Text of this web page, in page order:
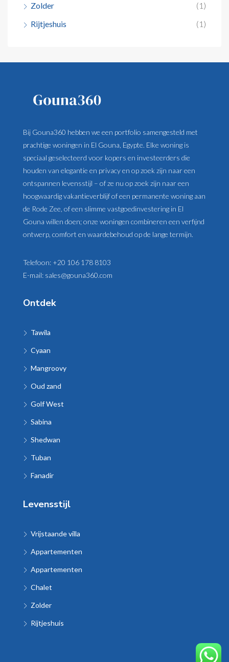
Zolder
(1)
Rijtjeshuis
(1)
Bij Gouna360 hebben we een portfolio samengesteld met
prachtige woningen in El Gouna, Egypte. Elke woning is
speciaal geselecteerd voor kopers en investeerders die
houden van elegantie en privacy en op zoek zijn naar een
ontspannen levensstijl – of ze nu op zoek zijn naar een
hoogwaardig vakantieverblijf of een permanente woning aan
de Rode Zee, of een slimme vastgoedinvestering in El
Gouna willen doen; onze woningen combineren een verfijnd
ontwerp, comfort en waardebehoud op de lange termijn.
Telefoon: +20 106 178 8103
E-mail: sales@gouna360.com
Ontdek
Tawila
Cyaan
Mangroovy
Oud zand
Golf West
Sabina
Shedwan
Tuban
Fanadir
Levensstijl
Vrijstaande villa
Appartementen
Appartementen
Chalet
Zolder
Rijtjeshuis